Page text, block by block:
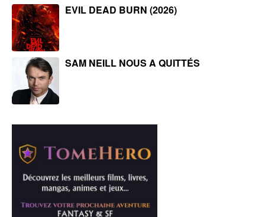
EVIL DEAD BURN (2026)
SAM NEILL NOUS A QUITTÉS